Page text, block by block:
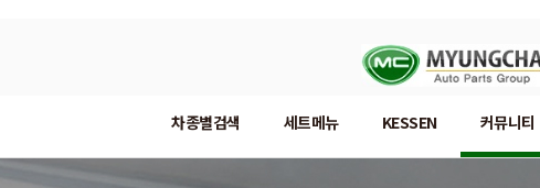
차종별검색 세트메뉴 KESSEN 커뮤니티